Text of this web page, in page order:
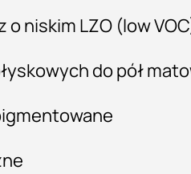
o niskim LZO (low
do pół